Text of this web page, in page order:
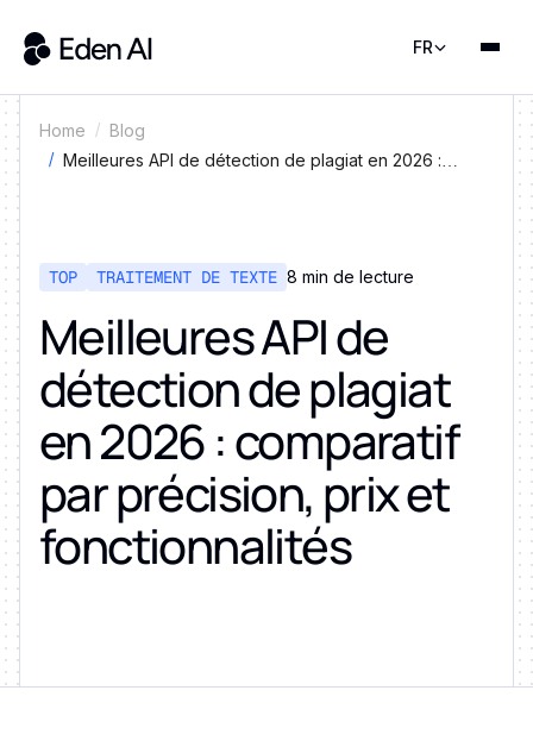
FR
Home
Blog
Meilleures API de détection de plagiat en 2026 :
TOP TRAITEMENT DE TEXTE 8 min de lecture
Meilleures API de
détection de plagiat
en 2026 : comparatif
par précision, prix et
fonctionnalités